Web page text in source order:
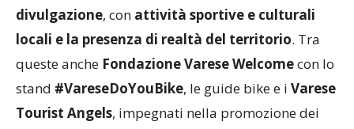
divulgazione, con attività sportive e culturali
locali e la presenza di realtà del territorio. Tra
queste anche Fondazione Varese Welcomecon lo
stand #VareseDoYouBike, le guide bike e i Varese
Tourist Angels, impegnati nella promozione dei